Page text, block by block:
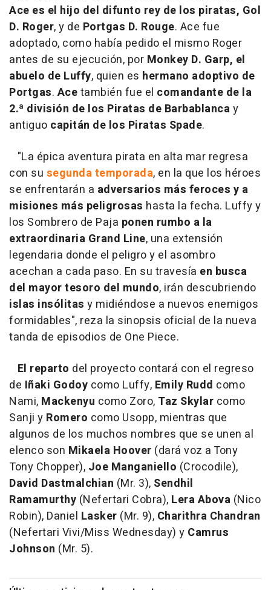
Ace es el hijo del difunto rey de los piratas, Gol
D. Roger, y de Portgas D. Rouge. Ace fue
adoptado, como había pedido el mismo Roger
antes de su ejecución, por Monkey D. Garp, el
abuelo de Luffy, quien es hermano adoptivo de
Portgas. Acetambién fue el comandante de la
2.ª división de los Piratas de Barbablancay
antiguo capitán de los Piratas Spade.
"La épica aventura pirata en alta mar regresa
con su segunda temporada, en la que los héroes
se enfrentarán a adversarios más feroces y a
misiones más peligrosas hasta la fecha. Luffy y
los Sombrero de Paja ponen rumbo a la
extraordinaria Grand Line, una extensión
legendaria donde el peligro y el asombro
acechan a cada paso. En su travesía en busca
del mayor tesoro del mundo, irán descubriendo
islas insólitas y midiéndose a nuevos enemigos
formidables", reza la sinopsis oficial de la nueva
tanda de episodios de One Piece.
El reparto del proyecto contará con el regreso
de Iñaki Godoy como Luffy, Emily Rudd como
Nami, Mackenyu como Zoro, Taz Skylar como
Sanji y Romero como Usopp, mientras que
algunos de los muchos nombres que se unen al
elenco son Mikaela Hoover (dará voz a Tony
Tony Chopper), Joe Manganiello (Crocodile),
David Dastmalchian (Mr. 3), Sendhil
Ramamurthy (Nefertari Cobra), Lera Abova (Nico
Robin), Daniel Lasker (Mr. 9), Charithra Chandran
(Nefertari Vivi/Miss Wednesday) y Camrus
Johnson (Mr. 5).